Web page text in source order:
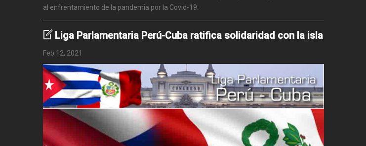
al enfrentamiento de la pandemia por la Covid-19.
Liga Parlamentaria Perú-Cuba ratifica solidaridad con la isla
Feb 12, 2021